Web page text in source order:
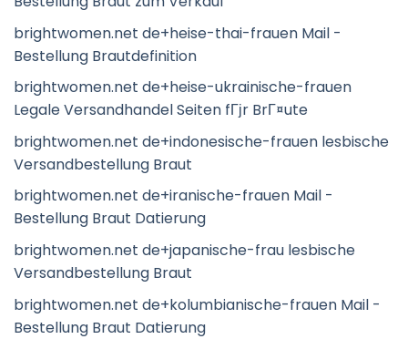
brightwomen.net de+heise-thai-frauen Mail -
Bestellung Brautdefinition
brightwomen.net de+heise-ukrainische-frauen
Legale Versandhandel Seiten fГјr BrГ¤ute
brightwomen.net de+indonesische-frauen lesbische
Versandbestellung Braut
brightwomen.net de+iranische-frauen Mail -
Bestellung Braut Datierung
brightwomen.net de+japanische-frau lesbische
Versandbestellung Braut
brightwomen.net de+kolumbianische-frauen Mail -
Bestellung Braut Datierung